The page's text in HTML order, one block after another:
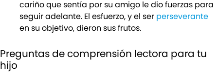
cariño que sentía por su amigo le dio fuerzas para
seguir adelante. El esfuerzo, y el ser perseverante
en su objetivo, dieron sus frutos.
Preguntas de comprensión lectora para tu
hijo